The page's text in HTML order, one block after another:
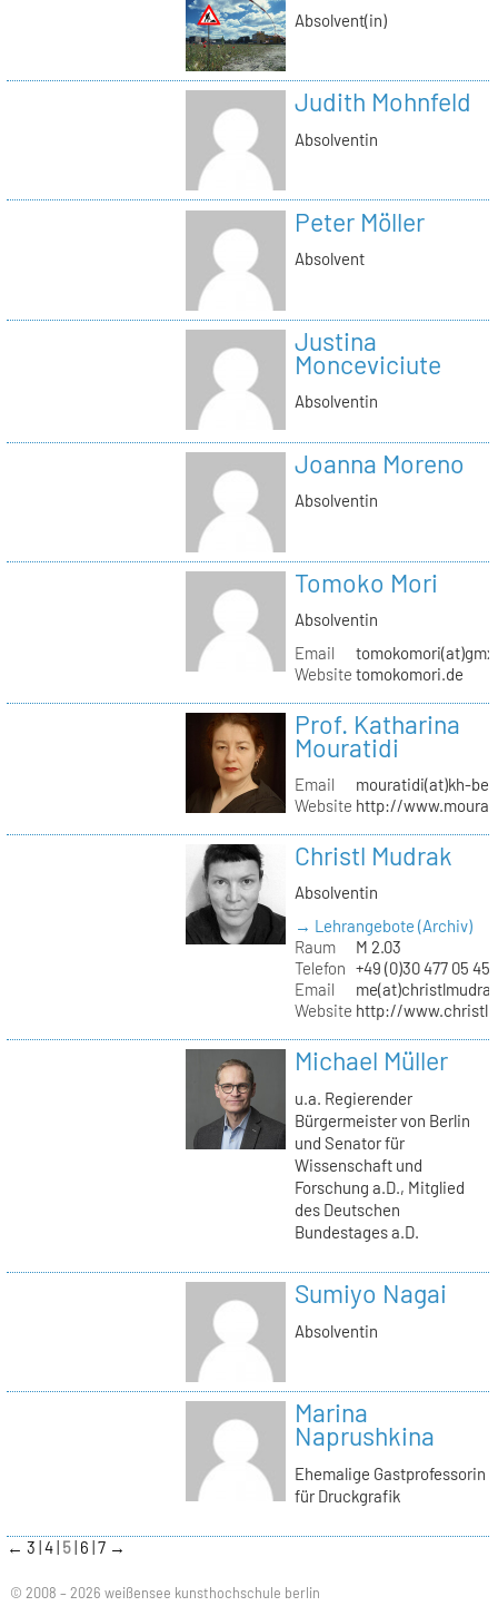
Absolvent(in)
Judith Mohnfeld
Absolventin
Peter Möller
Absolvent
Justina
Monceviciute
Absolventin
Joanna Moreno
Absolventin
Tomoko Mori
Absolventin
Email
Website tomokomori.de
Prof. Katharina
Mouratidi
Email
mouratidi(at)kh-
Website http://
Christl Mudrak
Absolventin
→ Lehrangebote (Archiv)
Raum
M 2.03
Telefon +49 (0)30 477 05
Email
Website http://
Michael Müller
u.a. Regierender
Bürgermeister von Berlin
und Senator für
Wissenschaft und
Forschung a.D., Mitglied
des Deutschen
Bundestages a.D.
Sumiyo Nagai
Absolventin
Marina
Naprushkina
Ehemalige Gastprofessorin
für Druckgrafik
← 3 4 5 6 7 →
© 2008 – 2026 weißensee kunsthochschule berlin